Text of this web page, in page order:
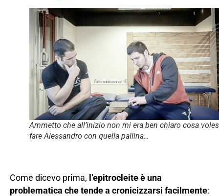
Ammetto che all’inizio non mi era ben chiaro cosa
fare Alessandro con quella pallina…
Come dicevo prima, l’epitrocleite è una
problematica che tende a cronicizzarsi facilmente: